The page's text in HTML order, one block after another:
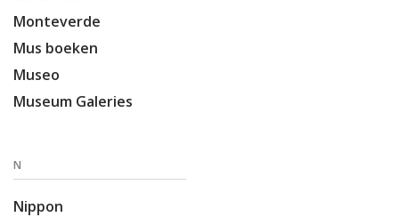
Monteverde
Mus boeken
Museo
Museum Galeries
N
Nippon